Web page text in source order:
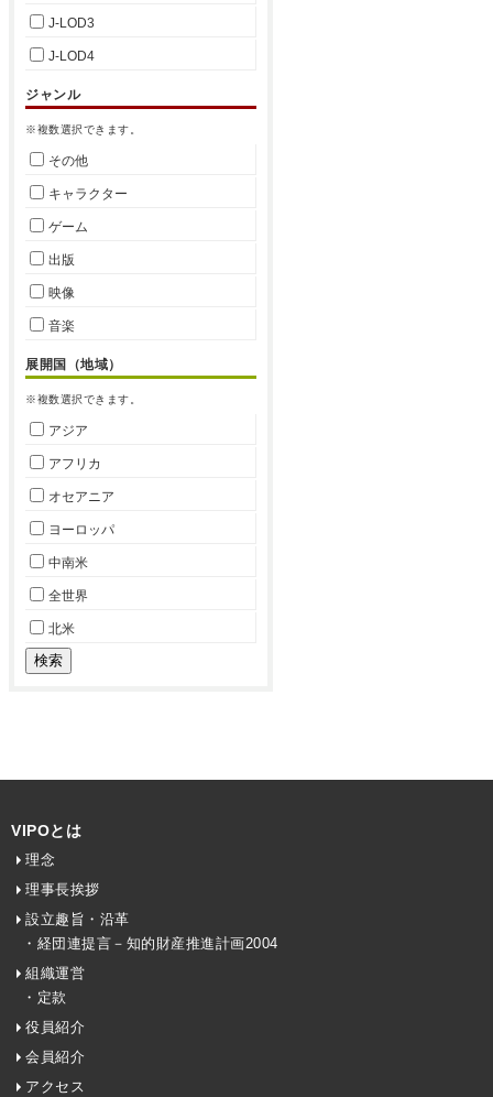
J-LOD3
J-LOD4
ジャンル
※複数選択できます。
その他
キャラクター
ゲーム
出版
映像
音楽
展開国（地域）
※複数選択できます。
アジア
アフリカ
オセアニア
ヨーロッパ
中南米
全世界
北米
VIPOとは
理念
理事長挨拶
設立趣旨・沿革
・経団連提言－知的財産推進計画2004
組織運営
・定款
役員紹介
会員紹介
アクセス